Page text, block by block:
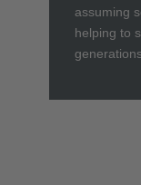
assuming
helping to